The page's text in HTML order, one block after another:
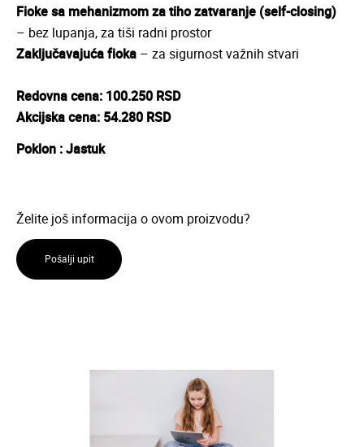
Fioke sa mehanizmom za tiho zatvaranje (self-closing)
– bez lupanja, za tiši radni prostor
Zaključavajuća fioka – za sigurnost važnih stvari
Redovna cena: 100.250 RSD
Akcijska cena: 54.280 RSD
Poklon : Jastuk
Želite još informacija o ovom proizvodu?
Pošalji upit